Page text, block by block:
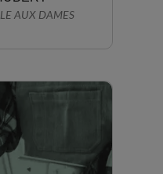
AUX DAMES